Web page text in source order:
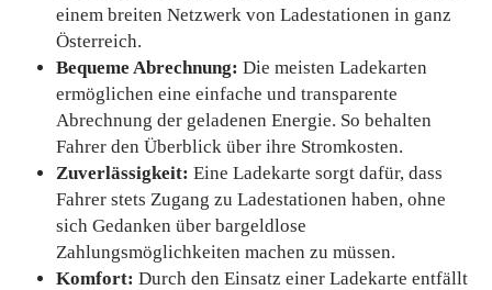
einem breiten Netzwerk von Ladestationen in ganz
Österreich.
Bequeme Abrechnung: Die meisten Ladekarten
ermöglichen eine einfache und transparente
Abrechnung der geladenen Energie. So behalten
Fahrer den Überblick über ihre Stromkosten.
Zuverlässigkeit: Eine Ladekarte sorgt dafür, dass
Fahrer stets Zugang zu Ladestationen haben, ohne
sich Gedanken über bargeldlose
Zahlungsmöglichkeiten machen zu müssen.
Komfort: Durch den Einsatz einer Ladekarte entfällt